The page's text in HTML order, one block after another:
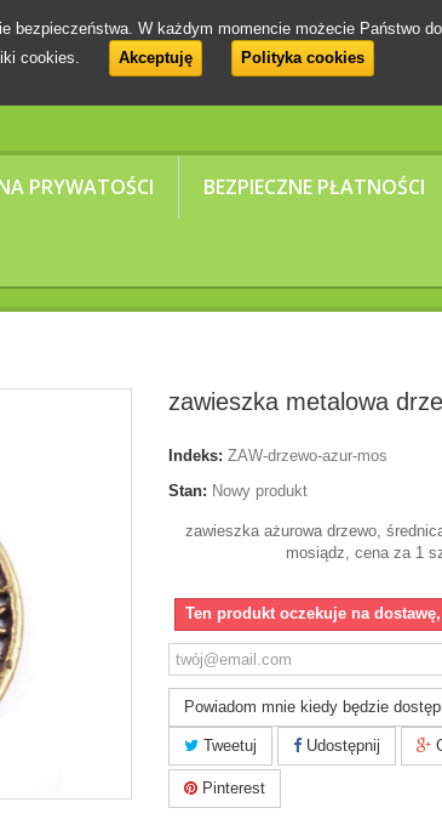
PRYWATOŚCI BEZPIECZNE PŁATNOŚCI
bezpieczeństwa. W każdym momencie możecie Państwo
cookies.
Akceptuję Polityka cookies
zawieszka metalowa
Indeks: ZAW-drzewo-azur-mos
Stan: Nowy produkt
zawieszka ażurowa drzewo,
mosiądz, cena za 1
Ten produkt oczekuje na dostawę,
Powiadom mnie kiedy będzie
Tweetuj Udostępnij
Pinterest